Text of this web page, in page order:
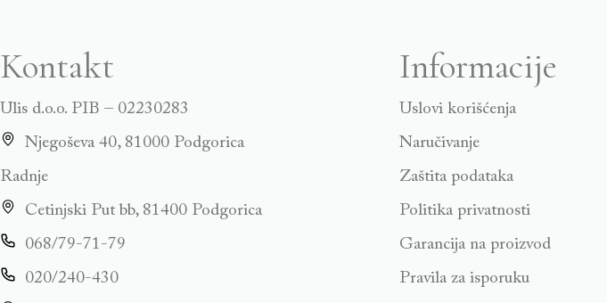
Kontakt
Ulis d.o.o. PIB – 02230283
Njegoševa 40, 81000 Podgorica
Radnje
Cetinjski Put bb, 81400 Podgorica
068/79-71-79
020/240-430
Informacije
Uslovi korišćenja
Naručivanje
Zaštita podataka
Politika privatnosti
Garancija na proizvod
Pravila za isporuku